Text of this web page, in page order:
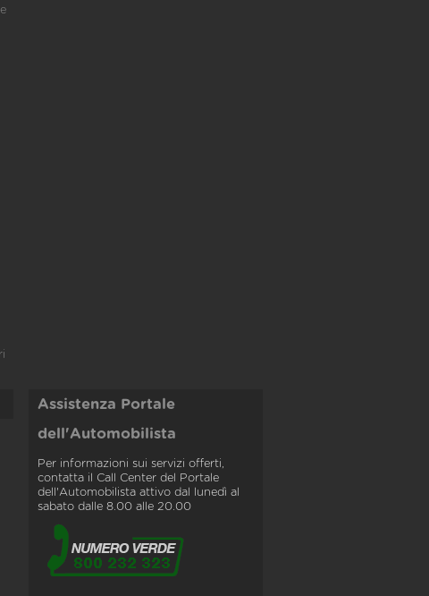
Assistenza Portale
dell'Automobilista
Per informazioni sui servizi offerti,
contatta il Call Center del Portale
dell'Automobilista attivo dal lunedì al
sabato dalle 8.00 alle 20.00